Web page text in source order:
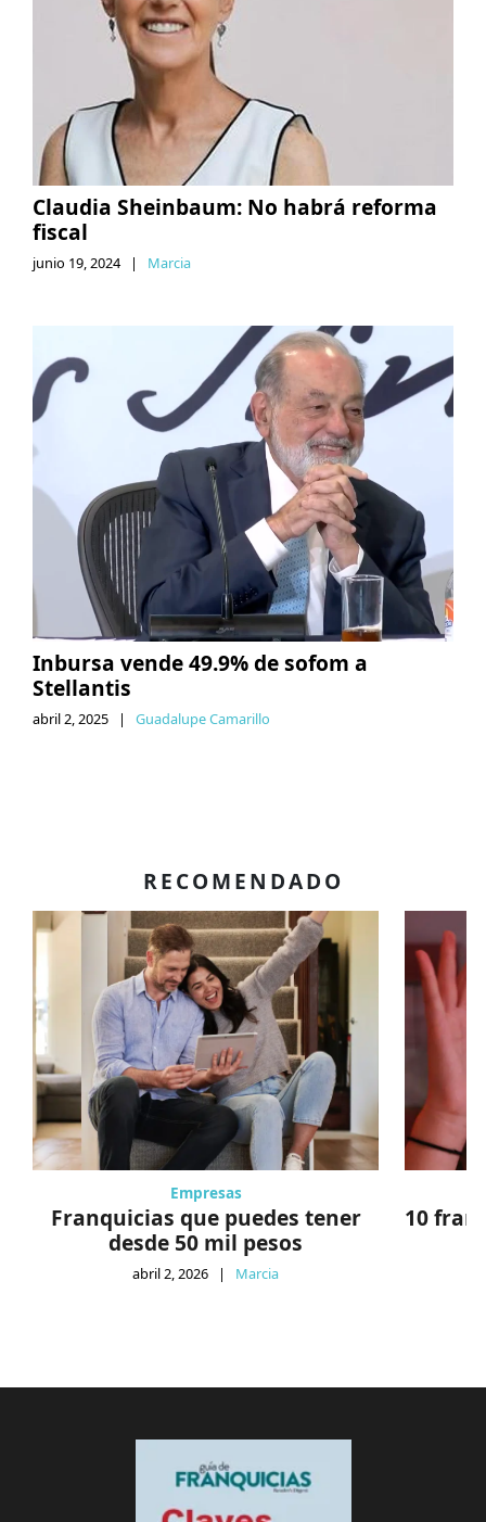
Claudia Sheinbaum: No habrá reforma
fiscal
junio 19, 2024 | Marcia
Inbursa vende 49.9% de sofom a
Stellantis
abril 2, 2025 | Guadalupe Camarillo
RECOMENDADO
Empresas
Franquicias que puedes tener
desde 50 mil pesos
abril 2, 2026 | Marcia
10